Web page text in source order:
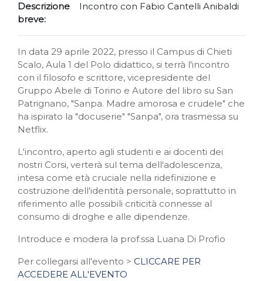
Descrizione
breve:
Incontro con Fabio Cantelli Anibaldi
In data 29 aprile 2022, presso il Campus di Chieti
Scalo, Aula 1 del Polo didattico, si terrà l'incontro
con il filosofo e scrittore, vicepresidente del
Gruppo Abele di Torino e Autore del libro su San
Patrignano, "Sanpa. Madre amorosa e crudele" che
ha ispirato la "docuserie" "Sanpa", ora trasmessa su
Netflix.
L'incontro, aperto agli studenti e ai docenti dei
nostri Corsi, verterà sul tema dell'adolescenza,
intesa come età cruciale nella ridefinizione e
costruzione dell'identità personale, soprattutto in
riferimento alle possibili criticità connesse al
consumo di droghe e alle dipendenze.
Introduce e modera la prof.ssa Luana Di Profio
Per collegarsi all'evento > CLICCARE PER
ACCEDERE ALL'EVENTO